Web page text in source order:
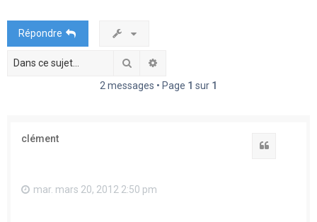
Répondre
Rechercher
2 messages • Page 1 sur 1
clément
mar. mars 20, 2012 2:50 pm